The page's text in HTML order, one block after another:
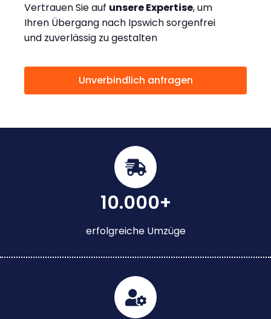
Vertrauen Sie auf unsere Expertise, um
Ihren Übergang nach Ipswich sorgenfrei
und zuverlässig zu gestalten
Unverbindlich anfragen
10.000+
erfolgreiche Umzüge